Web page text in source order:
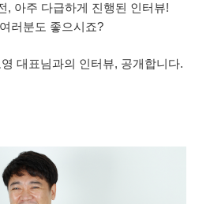
, 아주 다급하게 진행된 인터뷰!
러분도 좋으시죠?
대표님과의 인터뷰, 공개합니다.